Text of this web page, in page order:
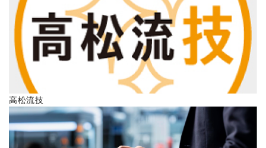
高松流技